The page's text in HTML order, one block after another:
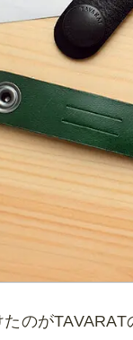
のが